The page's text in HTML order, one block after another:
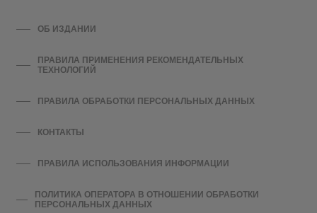
ОБ ИЗДАНИИ
ПРАВИЛА ПРИМЕНЕНИЯ РЕКОМЕНДАТЕЛЬНЫХ
ТЕХНОЛОГИЙ
ПРАВИЛА ОБРАБОТКИ ПЕРСОНАЛЬНЫХ ДАННЫХ
КОНТАКТЫ
ПРАВИЛА ИСПОЛЬЗОВАНИЯ ИНФОРМАЦИИ
ПОЛИТИКА ОПЕРАТОРА В ОТНОШЕНИИ ОБРАБОТКИ
ПЕРСОНАЛЬНЫХ ДАННЫХ